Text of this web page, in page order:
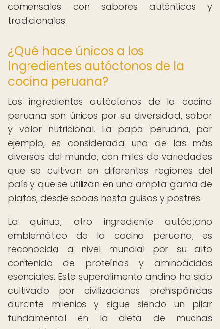
comensales con sabores auténticos y
tradicionales.
¿Qué hace únicos a los
Ingredientes autóctonos de la
cocina peruana?
Los ingredientes autóctonos de la cocina
peruana son únicos por su diversidad, sabor
y valor nutricional. La papa peruana, por
ejemplo, es considerada una de las más
diversas del mundo, con miles de variedades
que se cultivan en diferentes regiones del
país y que se utilizan en una amplia gama de
platos, desde sopas hasta guisos y postres.
La quinua, otro ingrediente autóctono
emblemático de la cocina peruana, es
reconocida a nivel mundial por su alto
contenido de proteínas y aminoácidos
esenciales. Este superalimento andino ha sido
cultivado por civilizaciones prehispánicas
durante milenios y sigue siendo un pilar
fundamental en la dieta de muchas